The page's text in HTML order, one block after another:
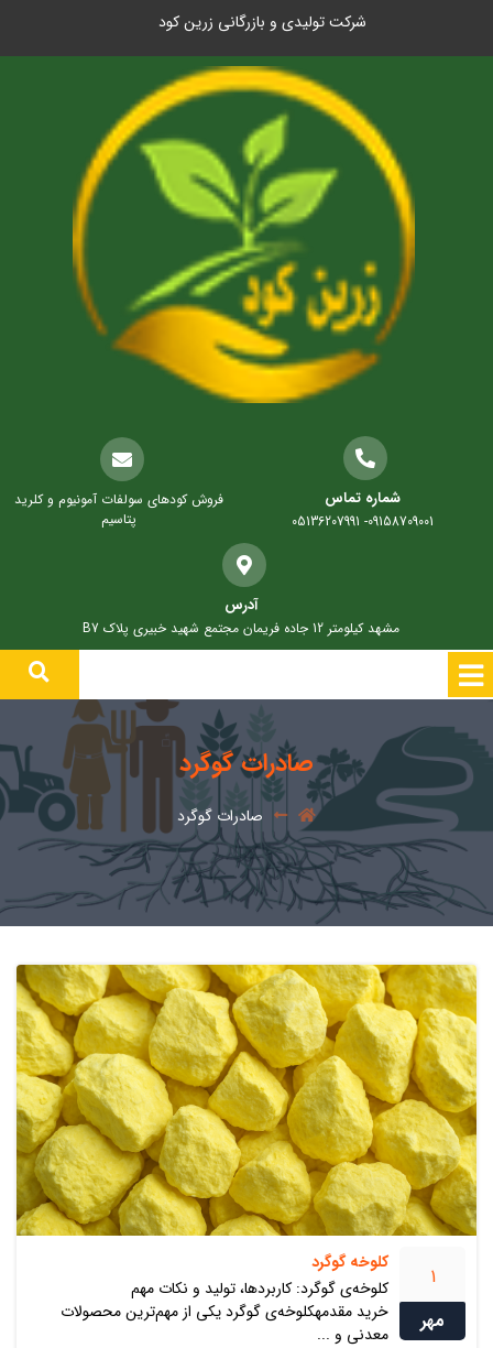
شرکت تولیدی و بازرگانی زرین کود
شماره تماس
09158709001- 05136207991
فروش کودهای سولفات آمونیوم و کلرید
پتاسیم
آدرس
مشهد کیلومتر 12 جاده فریمان مجتمع شهید خبیری پلاک B7
صادرات گوگرد
صادرات گوگرد
1
مهر
کلوخه گوگرد
کلوخه‌ی گوگرد: کاربردها، تولید و نکات مهم
خرید مقدمهکلوخه‌ی گوگرد یکی از مهم‌ترین محصولات
معدنی و ...